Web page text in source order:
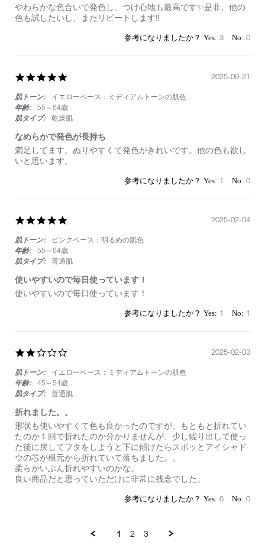
Review
by
2025
review
stating
ル
ダ
シ
ョ
ン
イ
シ
ャ
ド
テ
ッ
ク
やわらかな色合いで発色し、つけ心地も最高です✨是非、他の
色も試したいし、またリピートします‼️
3 0
rating
肌トーン:
イエローベース：ミディアムトーンの肌色
年齢:
55～64歳
肌タイプ:
乾燥肌
なめらかで発色が長持ち
Review
by
2025
review
stating
か
発
が
長
持
満足してます。ぬりやすくて発色がきれいです。他の色も欲し
いと思います。
2025-09-21
1 0
rating
肌トーン:
ピンクベース：明るめの肌色
年齢:
55～64歳
肌タイプ:
普通肌
使いやすいので毎日使っています！
Review
Feb
review
や
い
で
毎
日
っ
て
い
ま
す！
使いやすいので毎日使っています！
2025-02-04
1 1
rating
肌トーン:
イエローベース：ミディアムトーンの肌色
年齢:
45～54歳
肌タイプ:
普通肌
折れました。。
Review
by
on
3
Feb
2025
review
stating
折
れ
ま
し
た。。
形状も使いやすくて色も良かったのですが、もともと折れてい
たのか１回で折れたのか分かりませんが、少し繰り出して使っ
た後に戻してフタをしようと下に傾けたらスポッとアイシャド
ウの芯が根元から折れていて落ちました。。
柔らかいぶん折れやすいのかな。
良い商品だと思っていただけに非常に残念でした。
2025-02-03
6 0
1 2 3